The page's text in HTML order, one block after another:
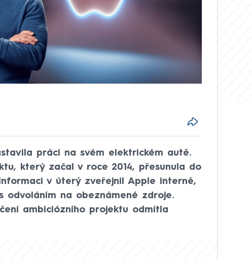
práci na svém elektrickém autě.
který začal v roce 2014, přesunula do
v úterý zveřejnil Apple interně,
odvoláním na obeznámené zdroje.
ambiciózního projektu odmítla